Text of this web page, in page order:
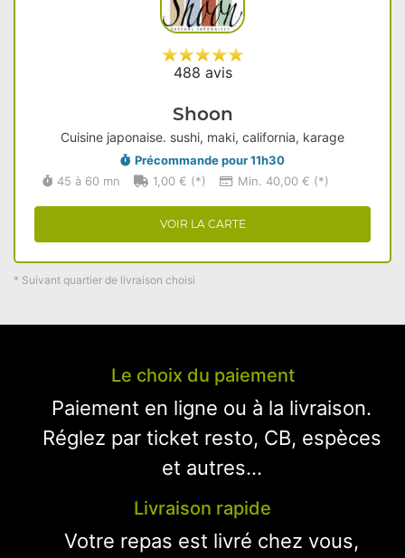
488 avis
Shoon
Cuisine japonaise. sushi, maki, california, karage
Précommande pour 11h30
45 à 60 mn
1,00 € (*) Min. 40,00 € (*)
VOIR LA CARTE
* Suivant quartier de livraison choisi
Le choix du paiement
Paiement en ligne ou à la livraison.
Réglez par ticket resto, CB, espèces
et autres...
Livraison rapide
Votre repas est livré chez vous,